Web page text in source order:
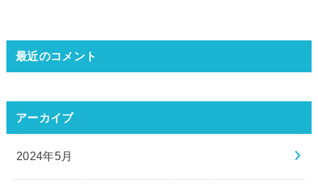
最近のコメント
アーカイブ
2024年5月